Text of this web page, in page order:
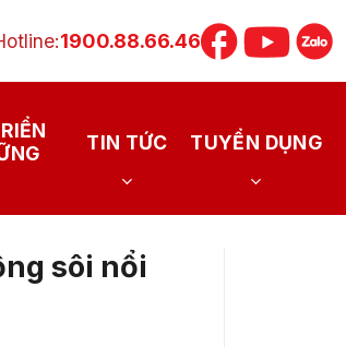
1900.88.66.46
TIN TỨC TUYỂN DỤNG
sôi nổi